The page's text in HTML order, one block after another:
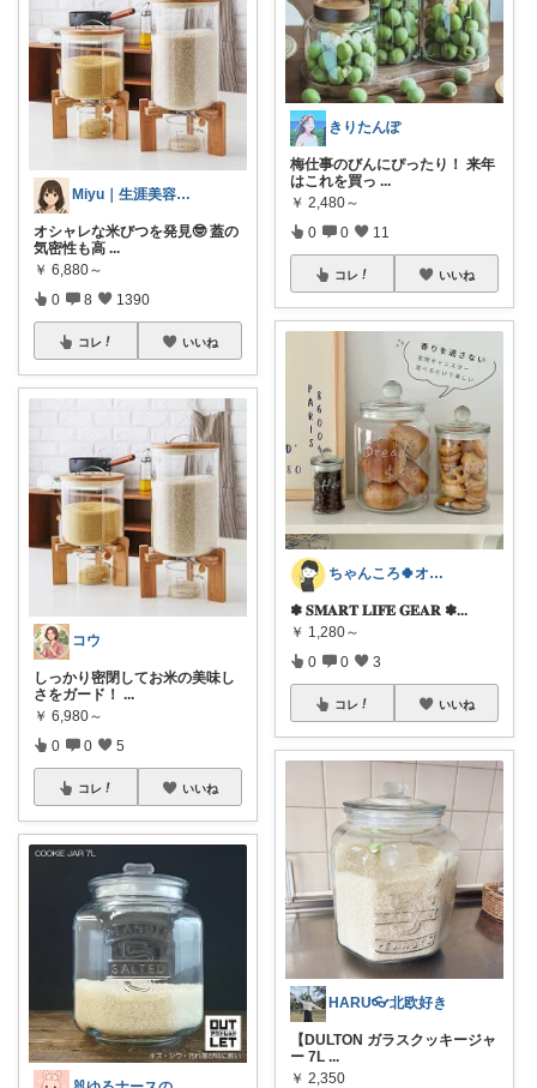
Miyu｜生涯美容＆文房具オタク🌙
オシャレな米びつを発見🤓 蓋の
気密性も高 ...
￥ 6,880～
0 8 1390
コレ いいね
コウ
​しっかり密閉してお米の美味し
さをガード！ ...
￥ 6,980～
0 0 5
コレ いいね
きりたんぽ
梅仕事のびんにぴったり！ 来年
はこれを買っ ...
￥ 2,480～
0 0 11
コレ いいね
ちゃんころ🍀オリ写/インテリア/キッズ
✽ 𝐒𝐌𝐀𝐑𝐓 𝐋𝐈𝐅𝐄 𝐆𝐄𝐀𝐑 ✽ ​...
￥ 1,280～
0 0 3
コレ いいね
HARU👓北欧好き
【DULTON ガラスクッキージャ
ー 7L ...
￥ 2,350